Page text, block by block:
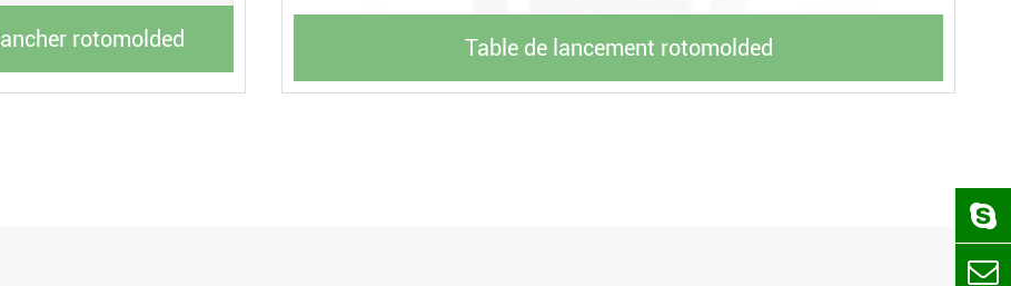
rotomolded Table de lancement rotomolded